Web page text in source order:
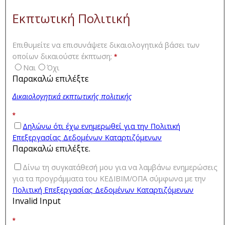
Εκπτωτική Πολιτική
Επιθυμείτε να επισυνάψετε δικαιολογητικά βάσει των
οποίων δικαιούστε έκπτωση; *
Ναι Όχι
Παρακαλώ επιλέξτε
Δικαιολογητικά εκπτωτικής πολιτικής
*
Δηλώνω ότι έχω ενημερωθεί για την Πολιτική
Επεξεργασίας Δεδομένων Καταρτιζόμενων
Παρακαλώ επιλέξτε.
Δίνω τη συγκατάθεσή μου για να λαμβάνω ενημερώσεις
για τα προγράμματα του ΚΕΔΙΒΙΜ/ΟΠΑ σύμφωνα με την
Πολιτική Επεξεργασίας Δεδομένων Καταρτιζόμενων
Invalid Input
*